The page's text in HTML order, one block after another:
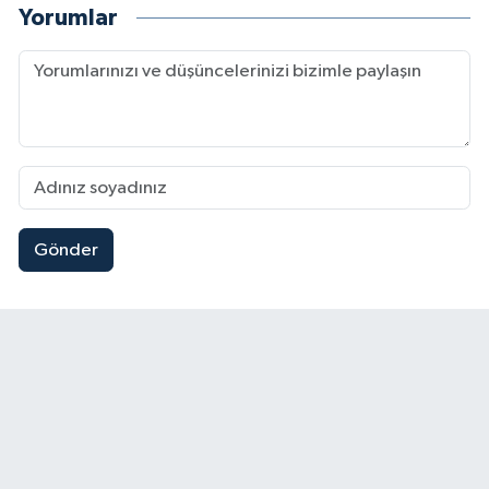
Yorumlar
Gönder